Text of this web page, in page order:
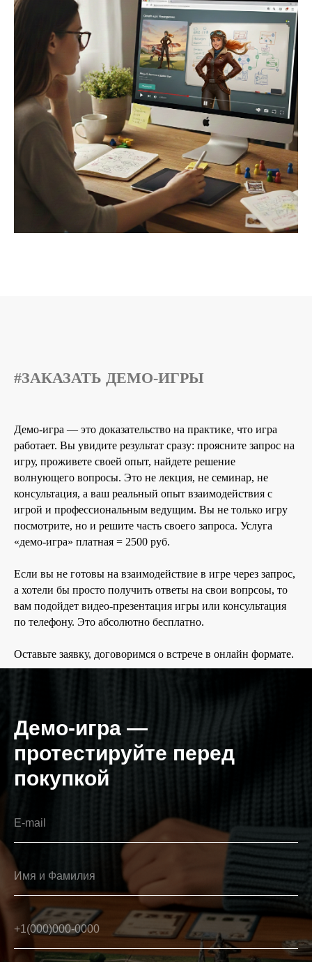
#ЗАКАЗАТЬ ДЕМО-ИГРЫ
Демо-игра — это доказательство на практике, что игра
работает. Вы увидите результат сразу: проясните запрос на
игру, проживете своей опыт, найдете решение
волнующего вопросы. Это не лекция, не семинар, не
консультация, а ваш реальный опыт взаимодействия с
игрой и профессиональным ведущим. Вы не только игру
посмотрите, но и решите часть своего запроса. Услуга
«демо-игра» платная = 2500 руб.
Если вы не готовы на взаимодействие в игре через запрос,
а хотели бы просто получить ответы на свои вопрсоы, то
вам подойдет видео-презентация игры или консультация
по телефону. Это абсолютно бесплатно.
Оставьте заявку, договоримся о встрече в онлайн формате.
Демо-игра —
протестируйте перед
покупкой
E-mail
Имя и Фамилия
+1(000)000-0000